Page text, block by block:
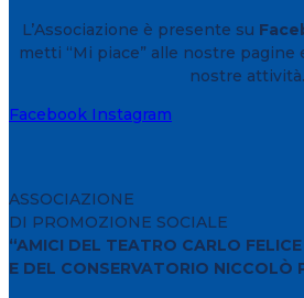
L’Associazione è presente su
metti “Mi piace” alle nostre
nostre attività.
Facebook Instagram
ASSOCIAZIONE
DI PROMOZIONE SOCIALE
“AMICI DEL TEATRO CARLO FELICE
E DEL CONSERVATORIO NICCOLÒ